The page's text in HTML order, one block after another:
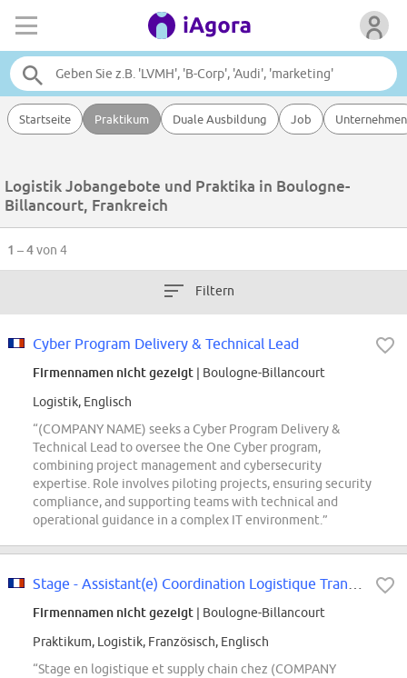
Startseite Praktikum Duale Ausbildung Job Unternehmen
Logistik Jobangebote und Praktika in Boulogne-
Billancourt, Frankreich
1 – 4von 4
Filtern
Cyber Program Delivery & Technical Lead
Firmennamen nicht gezeigt | Boulogne-Billancourt
Logistik, Englisch
“(COMPANY NAME) seeks a Cyber Program Delivery &
Technical Lead to oversee the One Cyber program,
combining project management and cybersecurity
expertise. Role involves piloting projects, ensuring security
compliance, and supporting teams with technical and
operational guidance in a complex IT environment.”
Firmennamen nicht gezeigt | Boulogne-Billancourt
Praktikum, Logistik, Französisch, Englisch
“Stage en logistique et supply chain chez (COMPANY